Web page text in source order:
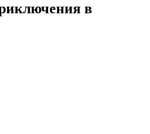
в